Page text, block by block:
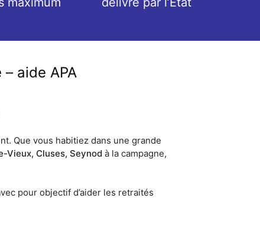
aide APA
Que vous habitiez dans une grande
Vieux, Cluses, Seynod à la campagne,
pour objectif d’aider les retraités